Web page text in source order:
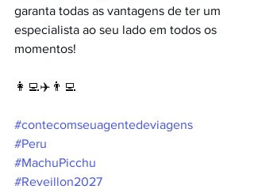
garanta todas as vantagens de ter um
especialista ao seu lado em todos os
momentos!
👩‍💻✈️👨‍💻
#contecomseuagentedeviagens
#Peru
#MachuPicchu
#Reveillon2027